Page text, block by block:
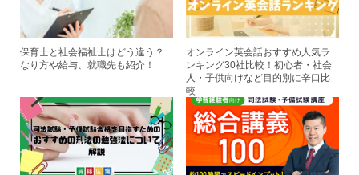
保育士と社会福祉士はどう違う？
なり方や給与、就職先も紹介！
オンライン英会話おすすめ人気ラ
ンキング30社比較！初心者・社会
人・子供向けなど目的別に辛口比
較